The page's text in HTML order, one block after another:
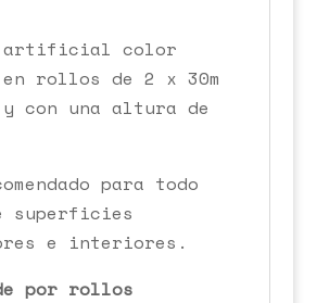
artificial color
rollos de 2 x 30m
y con una altura de
para todo
superficies
e interiores.
por rollos